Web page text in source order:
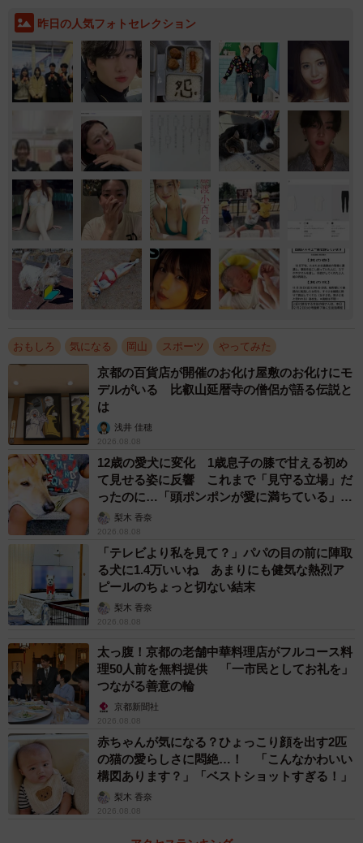
昨日の人気フォトセレクション
おもしろ 気になる 岡山 スポーツ やってみた
京都の百貨店が開催のお化け屋敷のお化けにモ
デルがいる 比叡山延暦寺の僧侶が語る伝説と
は
浅井 佳穂
2026.08.08
12歳の愛犬に変化 1歳息子の膝で甘える初め
て見せる姿に反響 これまで「見守る立場」だ
ったのに…「頭ポンポンが愛に満ちている」
「尊…」
梨木 香奈
2026.08.08
「テレビより私を見て？」パパの目の前に陣取
る犬に1.4万いいね あまりにも健気な熱烈ア
ピールのちょっと切ない結末
梨木 香奈
2026.08.08
太っ腹！京都の老舗中華料理店がフルコース料
理50人前を無料提供 「一市民としてお礼を」
つながる善意の輪
京都新聞社
2026.08.08
赤ちゃんが気になる？ひょっこり顔を出す2匹
の猫の愛らしさに悶絶…！ 「こんなかわいい
構図あります？」「ベストショットすぎる！」
梨木 香奈
2026.08.08